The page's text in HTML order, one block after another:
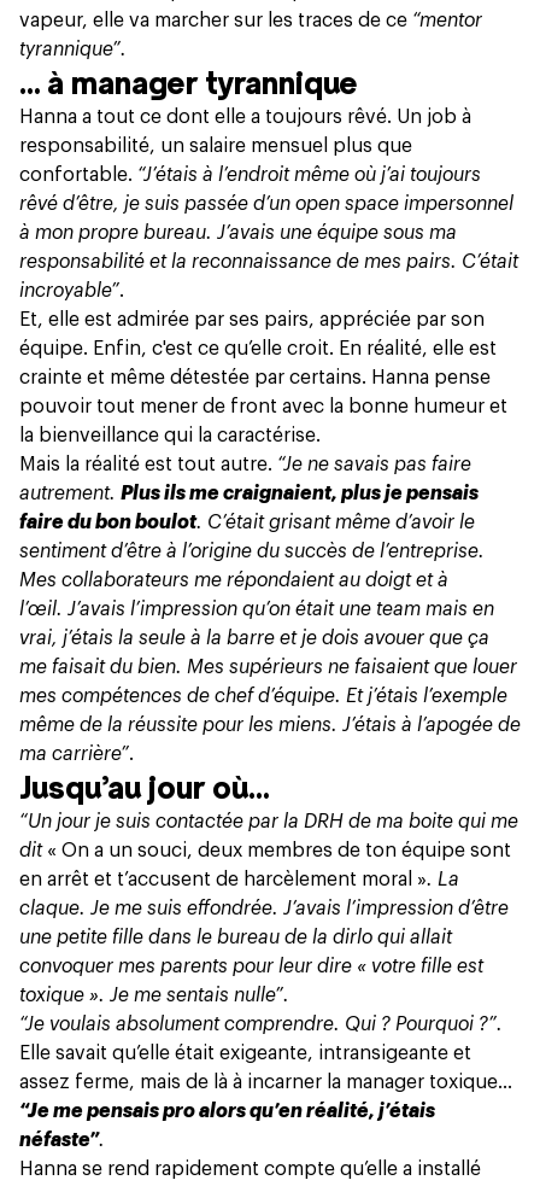
vapeur, elle va marcher sur les traces de ce “mentor
tyrannique”.
… à manager tyrannique
Hanna a tout ce dont elle a toujours rêvé. Un job à
responsabilité, un salaire mensuel plus que
confortable. “J’étais à l’endroit même où j’ai toujours
rêvé d’être, je suis passée d’un open space impersonnel
à mon propre bureau. J’avais une équipe sous ma
responsabilité et la reconnaissance de mes pairs. C’était
incroyable”.
Et, elle est admirée par ses pairs, appréciée par son
équipe. Enfin, c'est ce qu’elle croit. En réalité, elle est
crainte et même détestée par certains. Hanna pense
pouvoir tout mener de front avec la bonne humeur et
la bienveillance qui la caractérise.
Mais la réalité est tout autre. “Je ne savais pas faire
autrement. Plus ils me craignaient, plus je pensais
faire du bon boulot. C’était grisant même d’avoir le
sentiment d’être à l’origine du succès de l’entreprise.
Mes collaborateurs me répondaient au doigt et à
l’œil. J’avais l’impression qu’on était une team mais en
vrai, j’étais la seule à la barre et je dois avouer que ça
me faisait du bien. Mes supérieurs ne faisaient que louer
mes compétences de chef d’équipe. Et j’étais l’exemple
même de la réussite pour les miens. J’étais à l’apogée de
ma carrière”.
Jusqu’au jour où…
“Un jour je suis contactée par la DRH de ma boite qui me
dit « On a un souci, deux membres de ton équipe sont
en arrêt et t’accusent de harcèlement moral ». La
claque. Je me suis effondrée. J’avais l’impression d’être
une petite fille dans le bureau de la dirlo qui allait
convoquer mes parents pour leur dire « votre fille est
toxique ». Je me sentais nulle”.
“Je voulais absolument comprendre. Qui ? Pourquoi ?”.
Elle savait qu’elle était exigeante, intransigeante et
assez ferme, mais de là à incarner la manager toxique…
“Je me pensais pro alors qu’en réalité, j’étais
néfaste”.
Hanna se rend rapidement compte qu’elle a installé